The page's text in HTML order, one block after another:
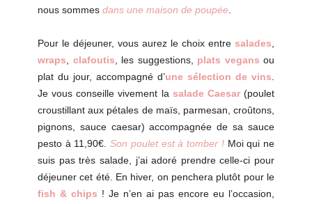
nous sommes dans une maison de poupée
Pour le déjeuner, vous aurez le choix entre salades
wraps
clafoutis , les suggestions, plats vegans ou
plat du jour, accompagné d’une sélection de vins
Je vous conseille vivement la salade Caesar(poulet
croustillant aux pétales de maïs, parmesan, croûtons,
pignons, sauce caesar) accompagnée de sa sauce
pesto à 11,90€.Son poulet est à tomber !Moi qui ne
suis pas très salade, j’ai adoré prendre celle-ci pour
déjeuner cet été. En hiver, on penchera plutôt pour le
fish & chips ! Je n’en ai pas encore eu l’occasion,